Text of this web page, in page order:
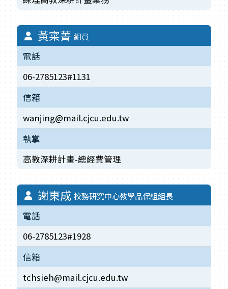
黃寀菁 組員
電話
06-2785123#1131
信箱
wanjing@mail.cjcu.edu.tw
執掌
高教深耕計畫-總經費管理
謝東成 校務研究中心教學品保組組長
電話
06-2785123#1928
信箱
tchsieh@mail.cjcu.edu.tw